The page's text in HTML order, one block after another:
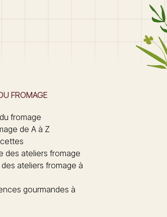
FROMAGE
fromage
de A à Z
des ateliers fromage
ateliers fromage à
gourmandes à